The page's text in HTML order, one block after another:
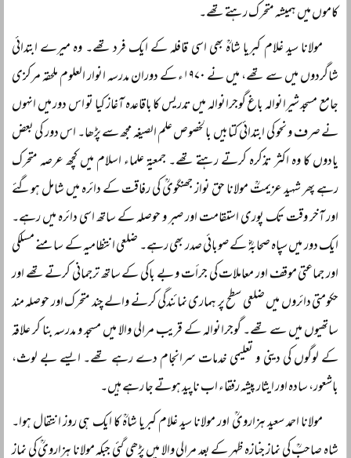
کاموں میں ہمیشہ متحرک رہتے تھے۔
مولانا سید غلام کبریا شاہؒ بھی اسی قافلہ کے ایک فرد تھے۔ وہ میرے ابتدائی
شاگردوں میں سے تھے، میں نے ۱۹۷۰ء کے دوران مدرسہ انوار العلوم ملحقہ مرکزی
جامع مسجد شیرانوالہ باغ گوجرانوالہ میں تدریس کا باقاعدہ آغاز کیا تو اس دور میں انہوں
نے صرف و نحو کی ابتدائی کتابیں بالخصوص علم الصیغہ مجھ سے پڑھا۔ اس دور کی بعض
یادوں کا وہ اکثر تذکرہ کرتے رہتے تھے۔ جمعیۃ علماء اسلام میں کچھ عرصہ متحرک
رہے پھر شہید عزیمتؒ مولانا حق نواز جھنگویؒ کی رفاقت کے دائرہ میں شامل ہوگئے
اور آخر وقت تک پوری استقامت اور صبر و حوصلہ کے ساتھ اسی دائرہ میں رہے۔
ایک دور میں سپاہ صحابہؓ کے صوبائی صدر بھی رہے۔ ضلعی انتظامیہ کے سامنے مسلکی
اور جماعتی موقف اور معاملات کی جرأت و بے باکی کے ساتھ ترجمانی کرتے تھے اور
حکومتی دائروں میں ضلعی سطح پر ہماری نمائندگی کرنے والے چند متحرک اور حوصلہ مند
ساتھیوں میں سے تھے۔ گوجرانوالہ کے قریب مرالی والا میں مسجد و مدرسہ بنا کر علاقہ
کے لوگوں کی دینی و تعلیمی خدمات سرانجام دے رہے تھے۔ ایسے بے لوث،
باشعور، سادہ اور ایثار پیشہ رفقاء اب ناپید ہوتے جا رہے ہیں۔
مولانا احمد سعید ہزارویؒ اور مولانا سید غلام کبریا شاہؒ کا ایک ہی روز انتقال ہوا۔
شاہ صاحبؒ کی نماز جنازہ ظہر کے بعد مرالی والا میں پڑھی گئی جبکہ مولانا ہزارویؒ کی نماز